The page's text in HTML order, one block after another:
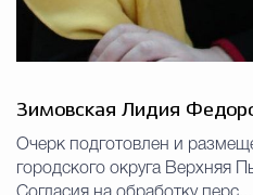
Зимовская Лидия
Очерк подготовлен и
городского округа Верхняя